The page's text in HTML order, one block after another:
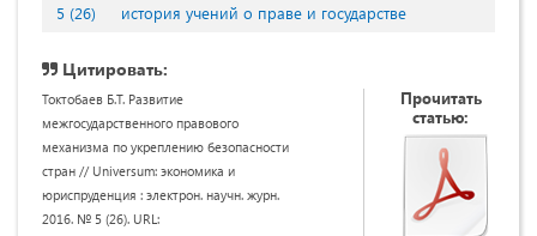
5 (26)
история учений о праве и государстве
Цитировать:
Токтобаев Б.Т. Развитие
межгосударственного правового
механизма по укреплению безопасности
стран // Universum: экономика и
юриспруденция : электрон. научн. журн.
2016. № 5 (26). URL:
Прочитать
статью: